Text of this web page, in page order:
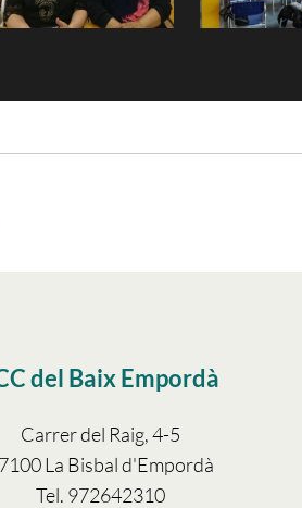
del Baix Empordà
Carrer del Raig, 4-5
La Bisbal d'Empordà
Tel. 972642310